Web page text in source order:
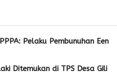
Pelaku Pembunuhan Een
Ditemukan di TPS Desa Gili